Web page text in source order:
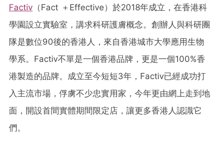
Factiv （Fact ＋Effective）於2018年成立，在香港科
學園設立實驗室，講求科研護膚概念。創辦人與科研團
隊是數位90後的香港人，來自香港城市大學應用生物
學系。Factiv不單是一個香港品牌，更是一個100%香
港製造的品牌。成立至今短短3年，Factiv已經成功打
入主流市場，俘虜不少忠實用家，今年更由網上走到地
面，開設首間實體期間限定店，讓更多香港人認識它
們。